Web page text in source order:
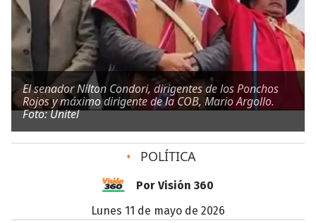
El senador Nilton Condori, dirigentes de los Ponchos
Rojos y máximo dirigente de la COB, Mario Argollo.
Foto: Unitel
• POLÍTICA
Por Visión 360
lunes 11 de mayo de 2026